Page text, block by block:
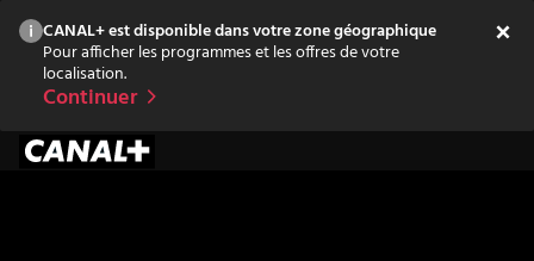
CANAL+ est disponible dans votre zone géographique
Pour afficher les programmes et les offres de votre
localisation.
Continuer